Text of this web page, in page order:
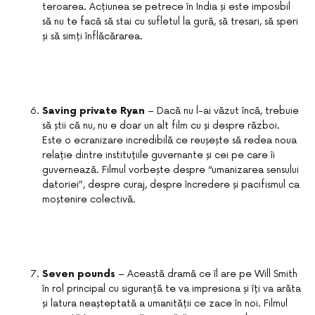
teroarea. Acțiunea se petrece în India și este imposibil
să nu te facă să stai cu sufletul la gură, să tresari, să speri
și să simți înflăcărarea.
Saving private Ryan – Dacă nu l-ai văzut încă, trebuie
să știi că nu, nu e doar un alt film cu și despre război.
Este o ecranizare incredibilă ce reușește să redea noua
relație dintre instituțiile guvernante și cei pe care îi
guvernează. Filmul vorbește despre “umanizarea sensului
datoriei”, despre curaj, despre încredere și pacifismul ca
moștenire colectivă.
Seven pounds – Această dramă ce îl are pe Will Smith
în rol principal cu siguranță te va impresiona și îți va arăta
și latura neașteptată a umanității ce zace în noi. Filmul